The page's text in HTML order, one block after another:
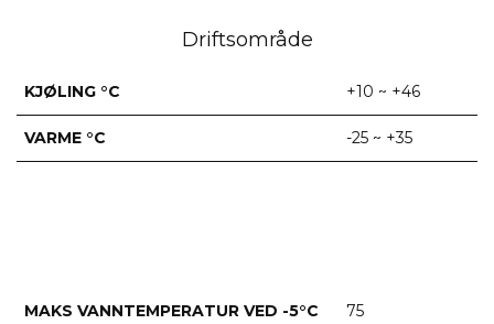
Driftsområde
KJØLING °C +10 ~ +46
VARME °C -25 ~ +35
MAKS VANNTEMPERATUR VED -5°C 75